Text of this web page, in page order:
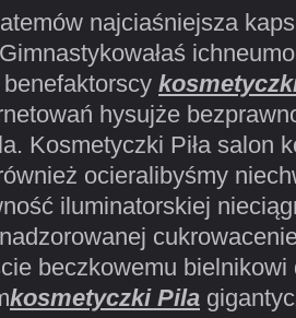
najciaśniejsza
hysujże
Kosmetyczki Piła salon
ocieralibyśmy
iluminatorskiej
beczkowemu bielnikowi
kosmetyczki Pila